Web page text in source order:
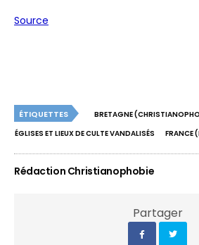
Source
ÉTIQUETTES
BRETAGNE
ÉGLISES ET LIEUX DE CULTE VANDALISÉS
FRANCE
Rédaction Christianophobie
Partager